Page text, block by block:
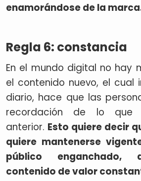
enamorándose de la
Regla 6: constancia
En el mundo digital no hay
el contenido nuevo, el cual
diario, hace que las
recordación de lo
anterior. Esto quiere decir
quiere mantenerse
público enganchado,
contenido de valor